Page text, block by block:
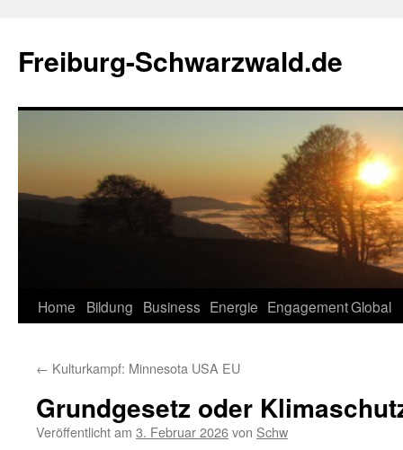
springen
Freiburg-Schwarzwald.de
Home Bildung Business Energie EngagementGlobal
← Kulturkampf: Minnesota USA EU
Grundgesetz oder
Veröffentlicht am 3. Februar 2026von Schw